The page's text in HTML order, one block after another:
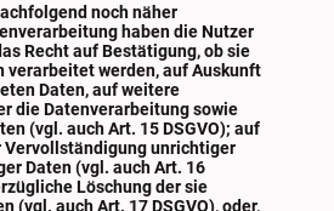
noch näher
haben die Nutzer
Recht auf Bestätigung, ob sie
verarbeitet werden, auf Auskunft
Daten, auf weitere
die Datenverarbeitung sowie
(vgl. auch Art. 15 DSGVO); auf
Vervollständigung unrichtiger
Daten (vgl. auch Art. 16
Löschung der sie
(vgl. auch Art. 17 DSGVO), oder,